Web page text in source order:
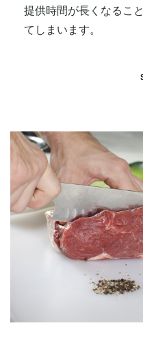
提供時間が長くなるこ
てしまいます。